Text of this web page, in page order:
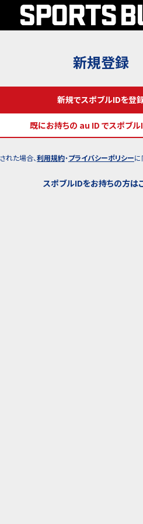
新規登録
新規でスポブルIDを登
既にお持ちの au ID でスポブ
れた場合、利用規約・プライバシーポリシーに
スポブルIDをお持ちの方は